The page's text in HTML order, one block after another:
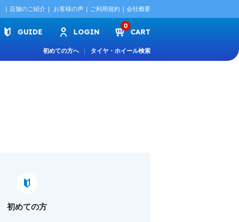
店舗のご紹介 お客様の声 ご利用規約 会社概要
GUIDE LOGIN
0
CART
初めての方へ タイヤ・ホイール検索
初めての方